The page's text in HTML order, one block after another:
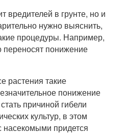
вредителей в грунте, но и
нужно выяснить,
процедуры. Например,
переносят понижение
растения такие
понижение
причиной гибели
культур, в этом
насекомыми придется